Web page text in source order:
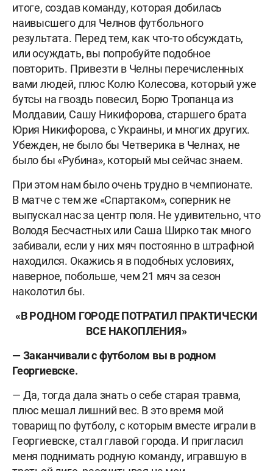
итоге, создав команду, которая добилась
наивысшего для Челнов футбольного
результата. Перед тем, как что-то обсуждать,
или осуждать, вы попробуйте подобное
повторить. Привезти в Челны перечисленных
вами людей, плюс Колю Колесова, который уже
бутсы на гвоздь повесил, Борю Тропанца из
Молдавии, Сашу Никифорова, старшего брата
Юрия Никифорова, с Украины, и многих других.
Убежден, не было бы Четверика в Челнах, не
было бы «Рубина», который мы сейчас знаем.
При этом нам было очень трудно в чемпионате.
В матче с тем же «Спартаком», соперник не
выпускал нас за центр поля. Не удивительно, что
Володя Бесчастных или Саша Ширко так много
забивали, если у них мяч постоянно в штрафной
находился. Окажись я в подобных условиях,
наверное, побольше, чем 21 мяч за сезон
наколотил бы.
«В РОДНОМ ГОРОДЕ ПОТРАТИЛ ПРАКТИЧЕСКИ
ВСЕ НАКОПЛЕНИЯ»
— Заканчивали с футболом вы в родном
Георгиевске.
— Да, тогда дала знать о себе старая травма,
плюс мешал лишний вес. В это время мой
товарищ по футболу, с которым вместе играли в
Георгиевске, стал главой города. И пригласил
меня поднимать родную команду, игравшую в